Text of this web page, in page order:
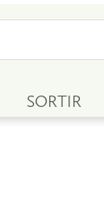
SORTIR